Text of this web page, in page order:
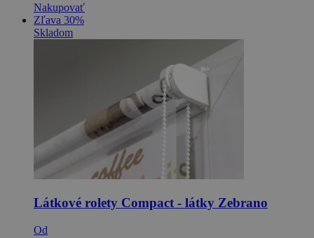
Nakupovať
Zľava 30%
Skladom
Látkové rolety Compact - látky Zebrano
Od